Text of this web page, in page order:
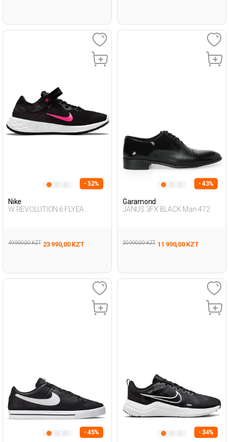
- 52%
Nike
W REVOLUTION 6 FLYEA
49 990,00 KZT 23 990,00 KZT
- 43%
Garamond
JANUS 3FX BLACK Man 472
20 990,00 KZT 11 990,00 KZT
- 45% - 34%